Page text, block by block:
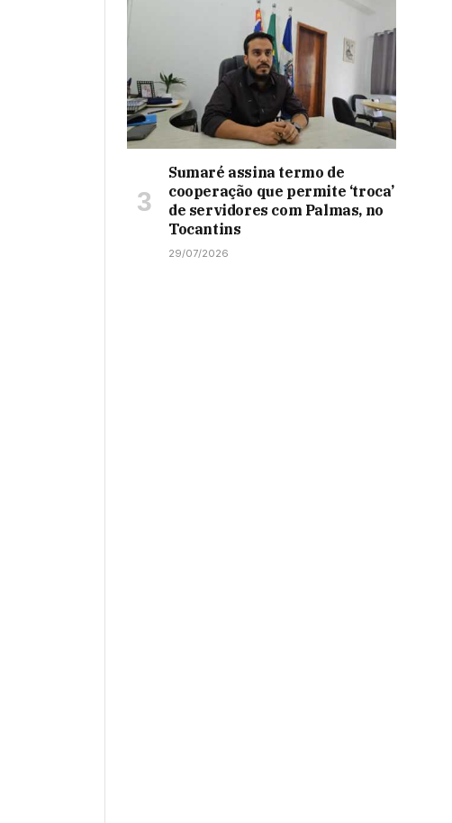
Sumaré assina termo de
cooperação que permite ‘troca’
de servidores com Palmas, no
Tocantins
29/07/2026